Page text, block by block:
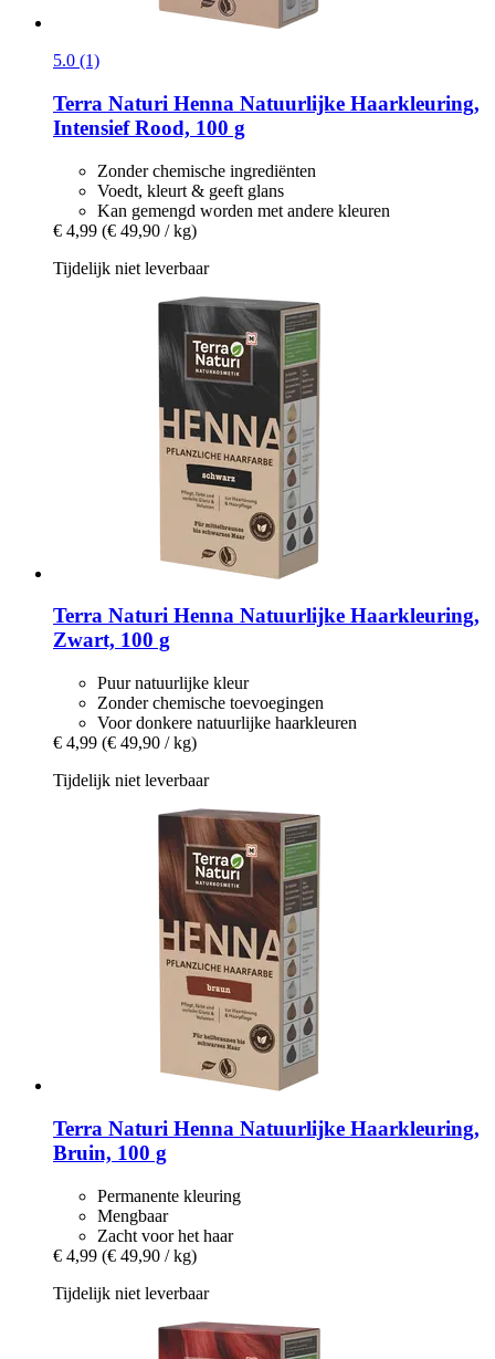
5.0 (1)
Terra Naturi Henna Natuurlijke Haarkleuring,
Intensief Rood, 100 g
Zonder chemische ingrediënten
Voedt, kleurt & geeft glans
Kan gemengd worden met andere kleuren
€ 4,99 (€ 49,90 / kg)
Tijdelijk niet leverbaar
Terra Naturi Henna Natuurlijke Haarkleuring,
Zwart, 100 g
Puur natuurlijke kleur
Zonder chemische toevoegingen
Voor donkere natuurlijke haarkleuren
€ 4,99 (€ 49,90 / kg)
Tijdelijk niet leverbaar
Terra Naturi Henna Natuurlijke Haarkleuring,
Bruin, 100 g
Permanente kleuring
Mengbaar
Zacht voor het haar
€ 4,99 (€ 49,90 / kg)
Tijdelijk niet leverbaar